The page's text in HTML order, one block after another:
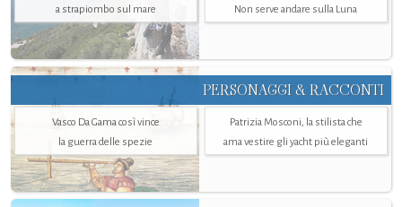
a strapiombo sul mare
Non serve andare sulla Luna
PERSONAGGI & RACCONTI
Vasco Da Gama così vince
la guerra delle spezie
Patrizia Mosconi, la stilista che
ama vestire gli yacht più eleganti